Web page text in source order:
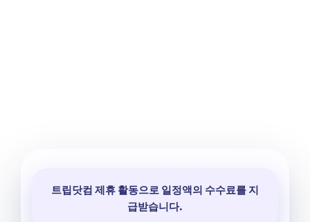
트립닷컴 제휴 활동으로 일정액의 수수료를 지
급받습니다.